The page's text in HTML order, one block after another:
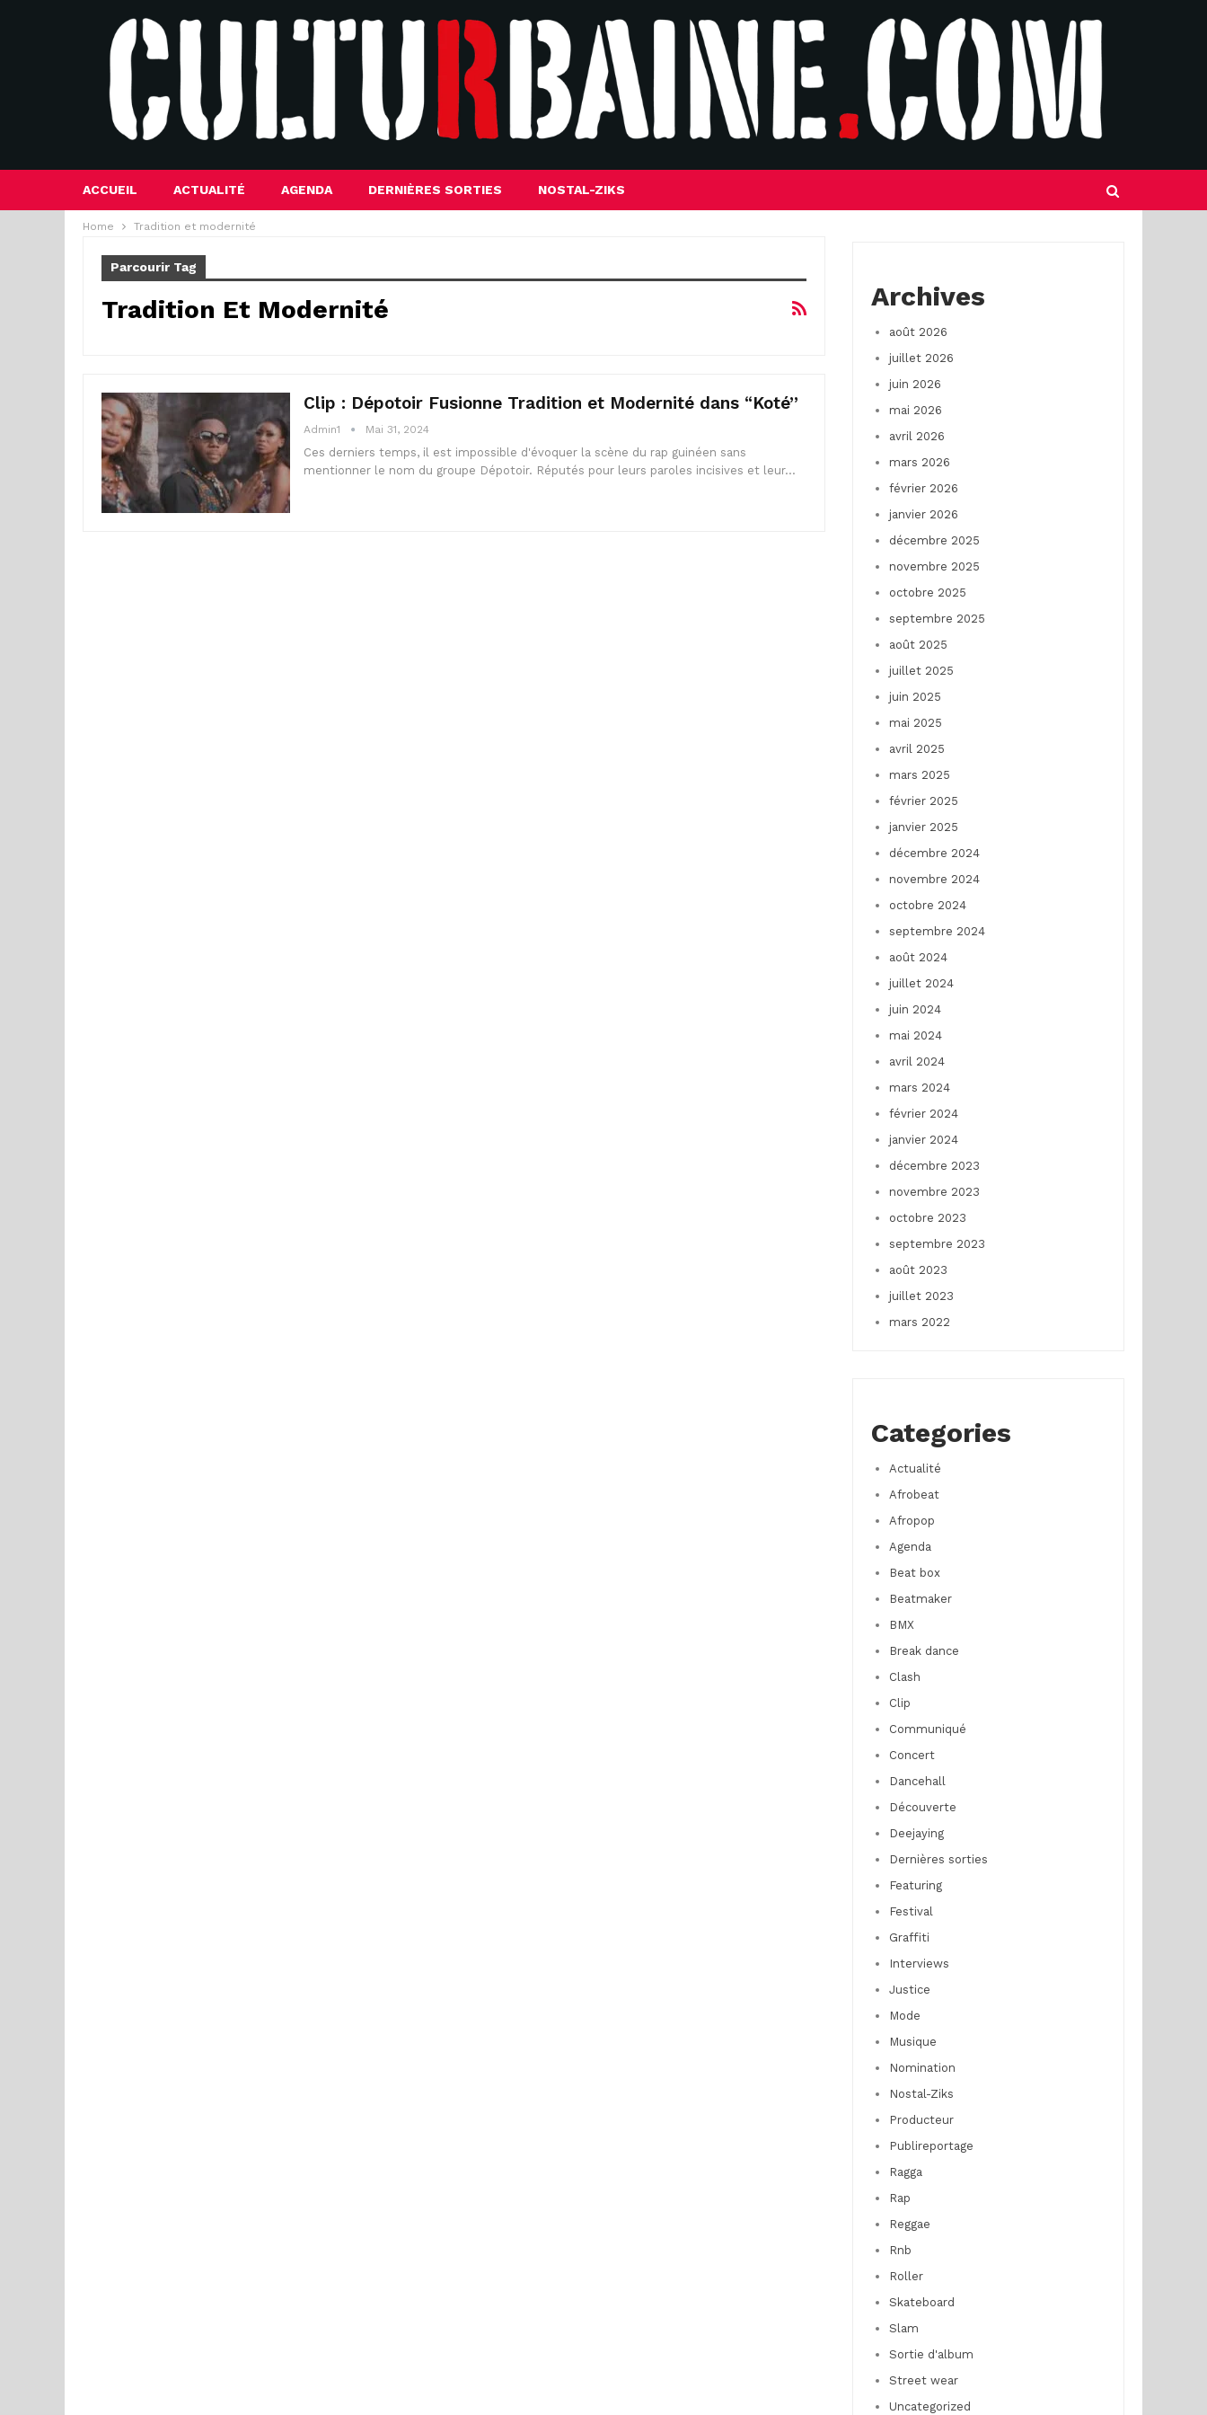
ACCUEIL ACTUALITÉ AGENDA DERNIÈRES SORTIES NOSTAL-ZIKS
Home Tradition et modernité
Parcourir Tag
Tradition Et Modernité
Clip : Dépotoir Fusionne Tradition et Modernité dans “Koté”
Admin1 Mai 31, 2024
Ces derniers temps, il est impossible d'évoquer la scène du rap guinéen sans
mentionner le nom du groupe Dépotoir. Réputés pour leurs paroles incisives et leur…
Archives
août 2026
juillet 2026
juin 2026
mai 2026
avril 2026
mars 2026
février 2026
janvier 2026
décembre 2025
novembre 2025
octobre 2025
septembre 2025
août 2025
juillet 2025
juin 2025
mai 2025
avril 2025
mars 2025
février 2025
janvier 2025
décembre 2024
novembre 2024
octobre 2024
septembre 2024
août 2024
juillet 2024
juin 2024
mai 2024
avril 2024
mars 2024
février 2024
janvier 2024
décembre 2023
novembre 2023
octobre 2023
septembre 2023
août 2023
juillet 2023
mars 2022
Categories
Actualité
Afrobeat
Afropop
Agenda
Beat box
Beatmaker
BMX
Break dance
Clash
Clip
Communiqué
Concert
Dancehall
Découverte
Deejaying
Dernières sorties
Featuring
Festival
Graffiti
Interviews
Justice
Mode
Musique
Nomination
Nostal-Ziks
Producteur
Publireportage
Ragga
Rap
Reggae
Rnb
Roller
Skateboard
Slam
Sortie d'album
Street wear
Uncategorized